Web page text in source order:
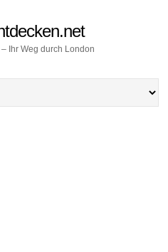
Ihr Weg durch London